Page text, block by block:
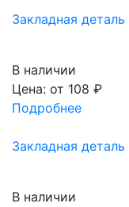
Закладная
В наличии
Цена: от 108 ₽
Подробнее
Закладная
В наличии